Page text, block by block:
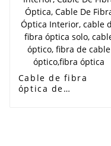
Cable de fibra
óptica de